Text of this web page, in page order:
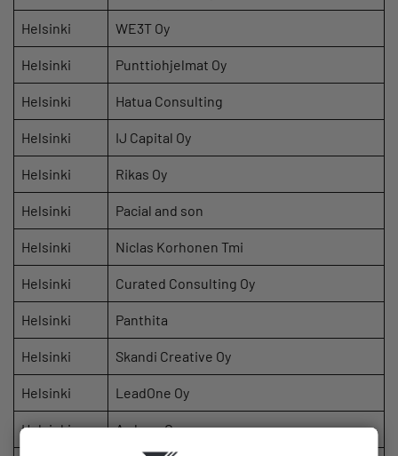
Helsinki WE3T Oy
Helsinki Punttiohjelmat Oy
Helsinki Hatua Consulting
Helsinki IJ Capital Oy
Helsinki Rikas Oy
Helsinki Pacial and son
Helsinki Niclas Korhonen Tmi
Helsinki Curated Consulting Oy
Helsinki Panthita
Helsinki Skandi Creative Oy
Helsinki LeadOne Oy
Helsinki Ardneo Oy